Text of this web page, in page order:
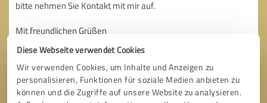
Diese Webseite verwendet Cookies
Wir verwenden Cookies, um Inhalte und Anzeigen zu
personalisieren, Funktionen für soziale Medien anbieten zu
können und die Zugriffe auf unsere Website zu analysieren.